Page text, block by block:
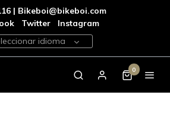
| Bikeboi@bikeboi.com
Twitter
Instagram
idioma
0